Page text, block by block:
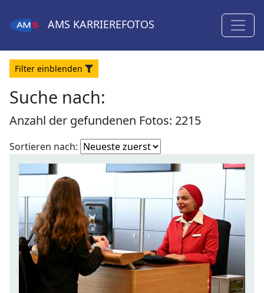
AMS KARRIEREFOTOS
Filter einblenden
Suche nach:
Anzahl der gefundenen Fotos: 2215
Sortieren nach: